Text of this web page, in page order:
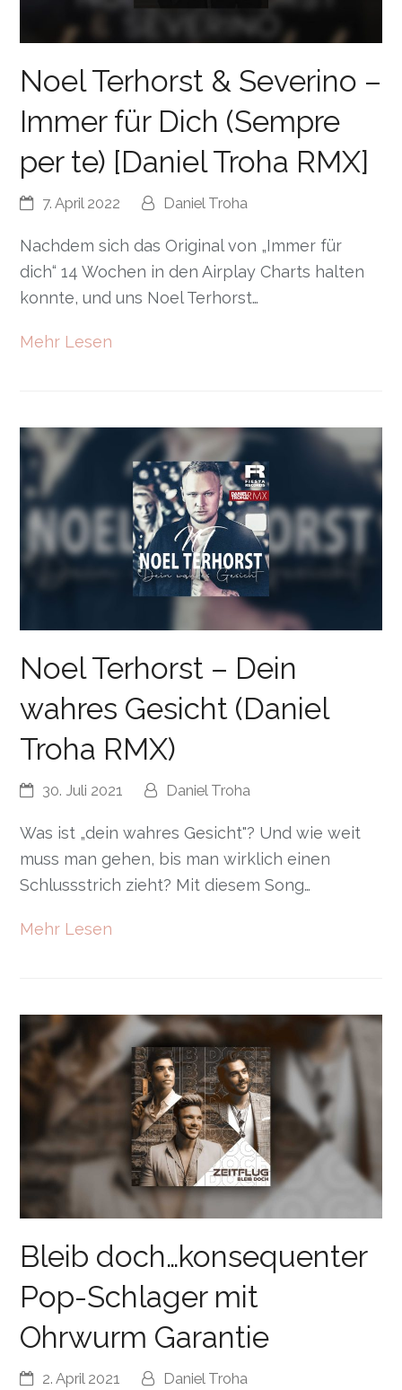
Noel Terhorst & Severino –
Immer für Dich (Sempre
per te) [Daniel Troha RMX]
7. April 2022 Daniel Troha
Nachdem sich das Original von „Immer für
dich“ 14 Wochen in den Airplay Charts halten
konnte, und uns Noel Terhorst…
Mehr Lesen
Noel Terhorst – Dein
wahres Gesicht (Daniel
Troha RMX)
30. Juli 2021 Daniel Troha
Was ist „dein wahres Gesicht"? Und wie weit
muss man gehen, bis man wirklich einen
Schlussstrich zieht? Mit diesem Song…
Mehr Lesen
Bleib doch…konsequenter
Pop-Schlager mit
Ohrwurm Garantie
2. April 2021 Daniel Troha